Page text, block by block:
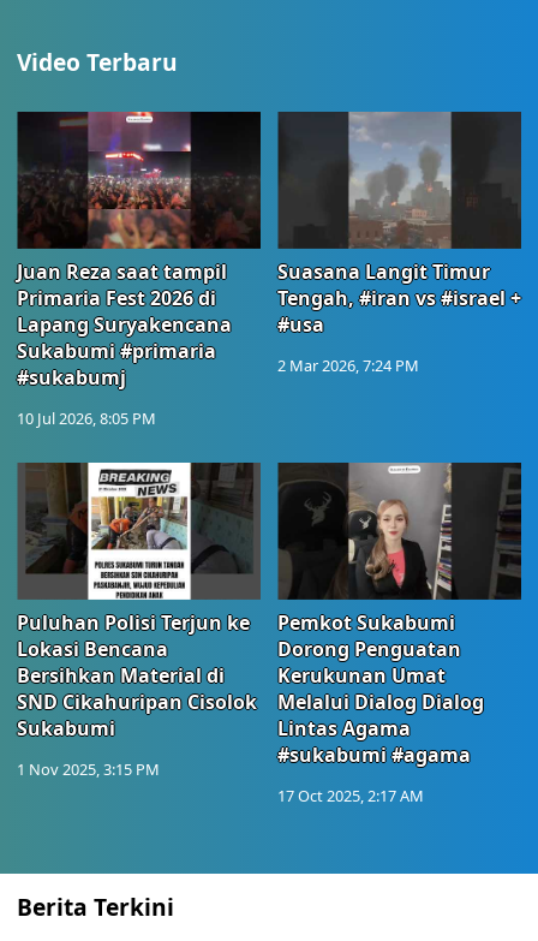
Video Terbaru
Juan Reza saat tampil
Primaria Fest 2026 di
Lapang Suryakencana
Sukabumi #primaria
#sukabumj
10 Jul 2026, 8:05 PM
Suasana Langit Timur
Tengah, #iran vs #israel +
#usa
2 Mar 2026, 7:24 PM
Puluhan Polisi Terjun ke
Lokasi Bencana
Bersihkan Material di
SND Cikahuripan Cisolok
Sukabumi
1 Nov 2025, 3:15 PM
Pemkot Sukabumi
Dorong Penguatan
Kerukunan Umat
Melalui Dialog Dialog
Lintas Agama
#sukabumi #agama
17 Oct 2025, 2:17 AM
Berita Terkini